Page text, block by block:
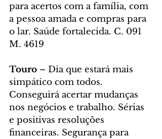
para acertos com a família, com
a pessoa amada e compras para
o lar. Saúde fortalecida. C. 091
M. 4619
Touro – Dia que estará mais
simpático com todos.
Conseguirá acertar mudanças
nos negócios e trabalho. Sérias
e positivas resoluções
financeiras. Segurança para